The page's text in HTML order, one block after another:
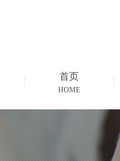
首页
HOME